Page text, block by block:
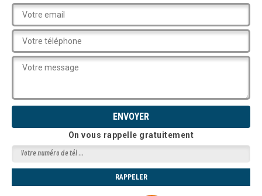
On vous rappelle gratuitement